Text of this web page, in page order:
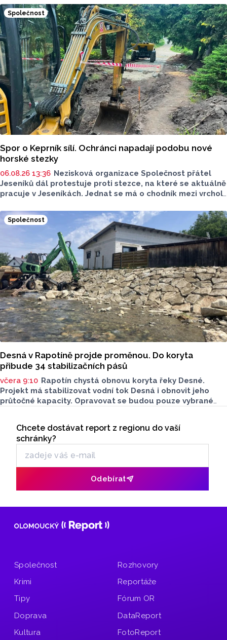
Na konci června vznikla na Facebooku stránka s názvem
Poděbrady bez závor a nelegálního parkovného, která
upozorňuje na nevyhovujcí situaci s parkováním
u oblíbeného olomouckého letoviska. Za iniciativou stojí
zastupitel města Olomouce, na jeho přání nebudeme
uvádět jeho identitu.
Společnost
Spor o Keprník sílí. Ochránci napadají podobu nové
horské stezky
06.08.26 13:36 Nezisková organizace Společnost přátel
Jeseníků dál protestuje proti stezce, na které se aktuálně
pracuje v Jeseníkách. Jednat se má o chodník mezi vrcholy
chodníku se podle odborníků příroda jen poškodí, chodník
mezi vrcholy podle nich není nutný.
Společnost
Desná v Rapotíně projde proměnou. Do koryta
přibude 34 stabilizačních pásů
včera 9:10 Rapotín chystá obnovu koryta řeky Desné.
Projekt má stabilizovat vodní tok Desná i obnovit jeho
průtočné kapacity. Opravovat se budou pouze vybrané
Odběr newsletteru
Chcete dostávat report z regionu do vaší
schránky?
Odebírat
Společnost
Krimi
Tipy
Doprava
Kultura
Rozhovory
Reportáže
Fórum OR
DataReport
FotoReport